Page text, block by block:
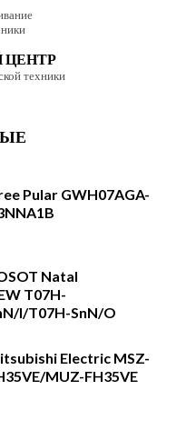
ЦЕНТР
техники
Pular GWH07AGA-
Natal
T07H-
I/T07H-SnN/O
Electric MSZ-
MUZ-FH35VE